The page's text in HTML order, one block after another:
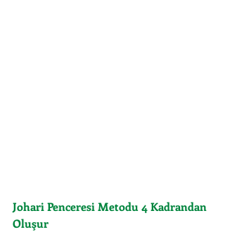
Johari Penceresi Metodu 4 Kadrandan
Oluşur